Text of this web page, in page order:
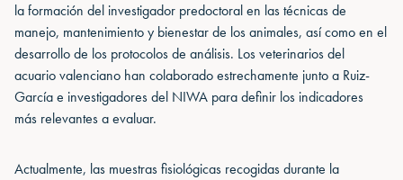
la formación del investigador predoctoral en las técnicas de
manejo, mantenimiento y bienestar de los animales, así como en el
desarrollo de los protocolos de análisis. Los veterinarios del
acuario valenciano han colaborado estrechamente junto a Ruiz-
García e investigadores del NIWA para definir los indicadores
más relevantes a evaluar.
Actualmente, las muestras fisiológicas recogidas durante la